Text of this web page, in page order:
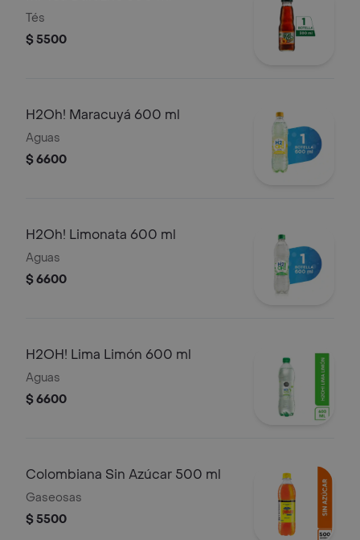
Tés
$ 5500
H2Oh! Maracuyá 600 ml
Aguas
$ 6600
H2Oh! Limonata 600 ml
Aguas
$ 6600
H2OH! Lima Limón 600 ml
Aguas
$ 6600
Colombiana Sin Azúcar 500 ml
Gaseosas
$ 5500